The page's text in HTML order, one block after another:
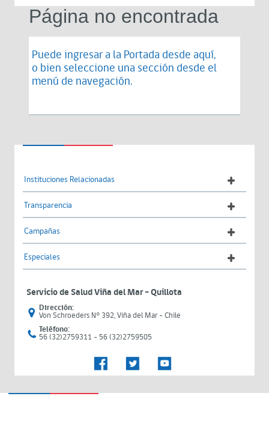
Página no encontrada
Puede ingresar a la Portada desde aquí,
o bien seleccione una sección desde el
menú de navegación.
Instituciones Relacionadas
Transparencia
Campañas
Especiales
Servicio de Salud Viña del Mar – Quillota
Dirección:
Von Schroeders N° 392, Viña del Mar - Chile
Teléfono:
56 (32)2759311 - 56 (32)2759505